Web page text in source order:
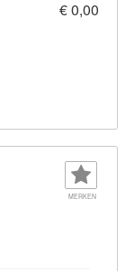
€ 0,00
MERKEN